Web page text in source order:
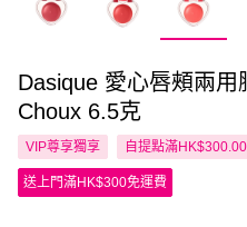
Dasique 愛心唇頰兩用
Choux 6.5克
VIP尊享獨享 自提點滿
送上門滿HK$300免運費